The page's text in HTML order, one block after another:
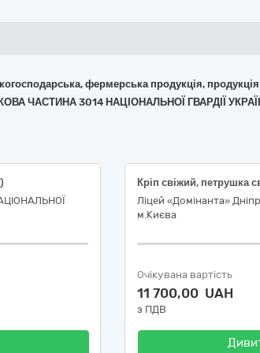
фермерська продукція,
ЧАСТИНА 3014 НАЦІОНАЛЬНОЇ ГВАРДІЇ
Кріп свіжий, петрушка
Ліцей «Домінанта»
м.Києва
Очікувана вартість
11 700,00 UAH
з ПДВ